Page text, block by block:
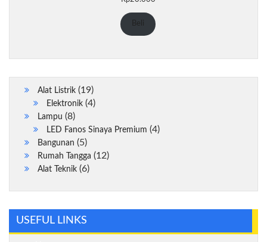
Beli
Alat Listrik 1919
Produk
Elektronik 44
Lampu 88
Produk
LED Fanos Sinaya Premium 44
Bangunan 55
Produk
Rumah Tangga 1212
Alat Teknik 66
USEFUL LINKS